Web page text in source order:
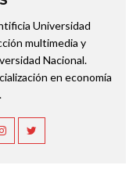
Universidad
multimedia y
Nacional.
en economía